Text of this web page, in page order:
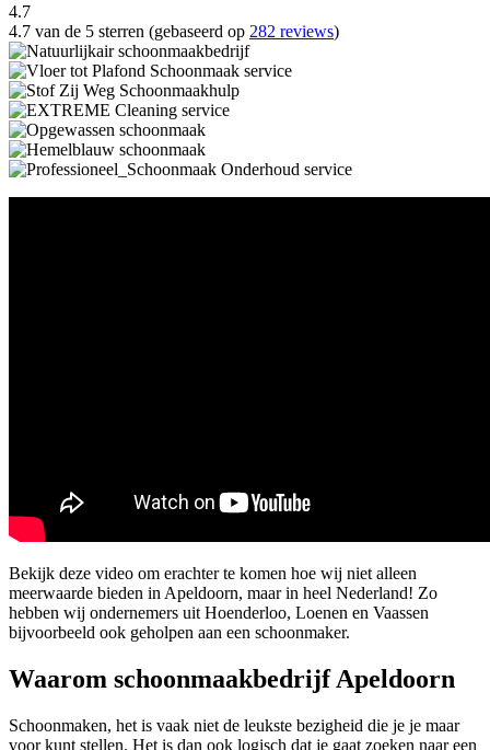
4.7
4.7 van de 5 sterren (gebaseerd op 282 reviews)
Bekijk deze video om erachter te komen hoe wij niet alleen
meerwaarde bieden in Apeldoorn, maar in heel Nederland! Zo
hebben wij ondernemers uit Hoenderloo, Loenen en Vaassen
bijvoorbeeld ook geholpen aan een schoonmaker.
Waarom schoonmaakbedrijf Apeldoorn
Schoonmaken, het is vaak niet de leukste bezigheid die je je maar
voor kunt stellen. Het is dan ook logisch dat je gaat zoeken naar een